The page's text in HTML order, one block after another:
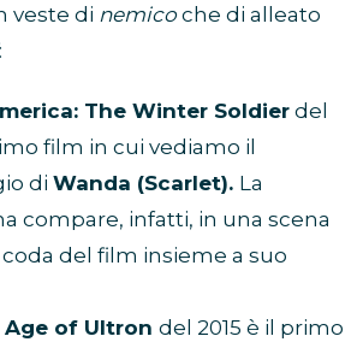
veste di nemicoche di alleato
:
The Winter Soldier del
film in cui vediamo il
di Wanda (Scarlet). La
compare, infatti, in una scena
del film insieme a suo
Age of Ultron del 2015 è il primo